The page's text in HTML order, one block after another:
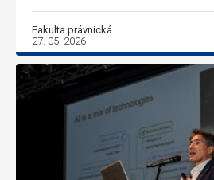
Fakulta právnická
27. 05. 2026